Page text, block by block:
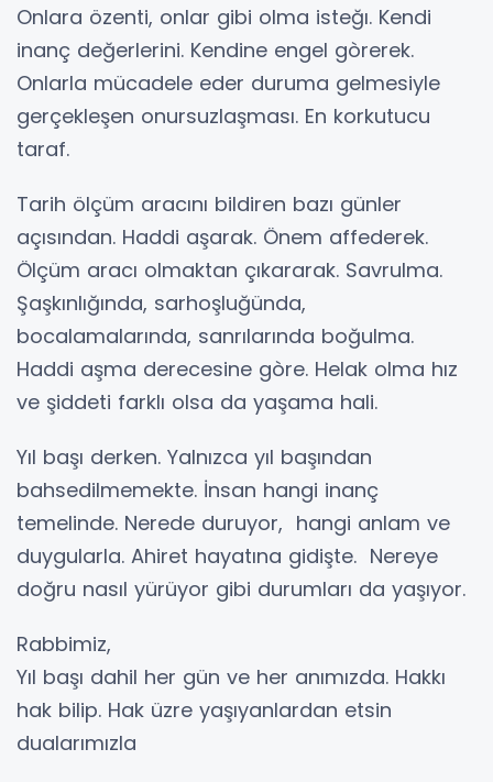
Onlara özenti, onlar gibi olma isteğı. Kendi
inanç değerlerini. Kendine engel gòrerek.
Onlarla mücadele eder duruma gelmesiyle
gerçekleşen onursuzlaşması. En korkutucu
taraf.
Tarih ölçüm aracını bildiren bazı günler
açısından. Haddi aşarak. Önem affederek.
Ölçüm aracı olmaktan çıkararak. Savrulma.
Şaşkınlığında, sarhoşluğünda,
bocalamalarında, sanrılarında boğulma.
Haddi aşma derecesine gòre. Helak olma hız
ve şiddeti farklı olsa da yaşama hali.
Yıl başı derken. Yalnızca yıl başından
bahsedilmemekte. İnsan hangi inanç
temelinde. Nerede duruyor, hangi anlam ve
duygularla. Ahiret hayatına gidişte. Nereye
doğru nasıl yürüyor gibi durumları da yaşıyor.
Rabbimiz,
Yıl başı dahil her gün ve her anımızda. Hakkı
hak bilip. Hak üzre yaşıyanlardan etsin
dualarımızla